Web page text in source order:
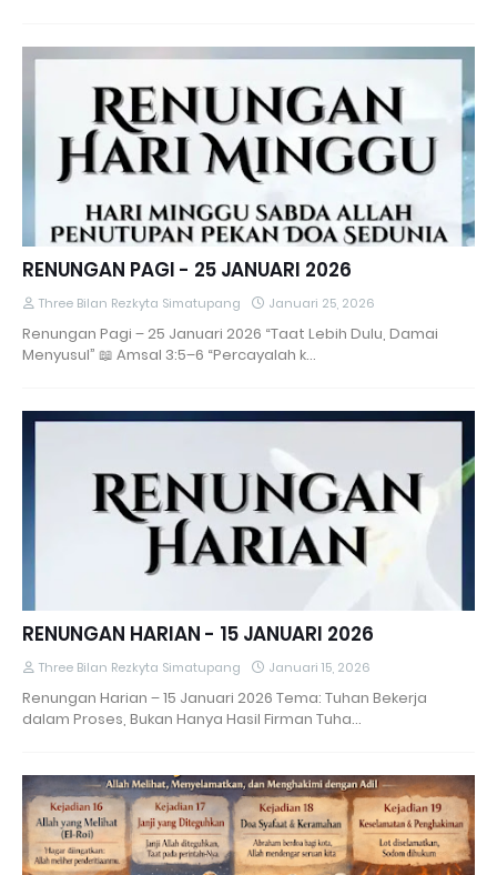
RENUNGAN PAGI - 25 JANUARI 2026
Three Bilan Rezkyta Simatupang Januari 25, 2026
Renungan Pagi – 25 Januari 2026 “Taat Lebih Dulu, Damai
Menyusul” 📖 Amsal 3:5–6 “Percayalah k…
RENUNGAN HARIAN - 15 JANUARI 2026
Three Bilan Rezkyta Simatupang Januari 15, 2026
Renungan Harian – 15 Januari 2026 Tema: Tuhan Bekerja
dalam Proses, Bukan Hanya Hasil Firman Tuha…